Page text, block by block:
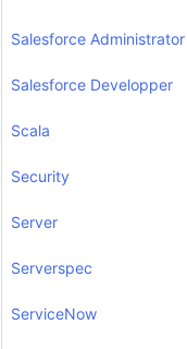
Salesforce Administrator
Salesforce Developper
Scala
Security
Server
Serverspec
ServiceNow